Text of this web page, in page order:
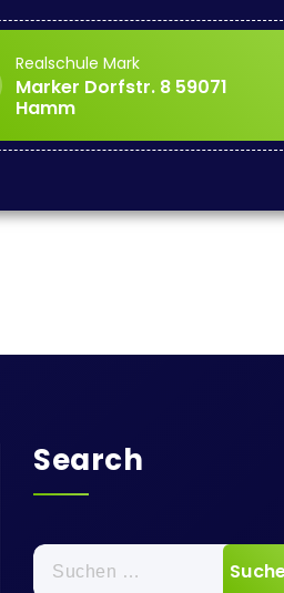
Realschule Mark
Marker Dorfstr. 8 59071
Hamm
Search
Suchen
nach: